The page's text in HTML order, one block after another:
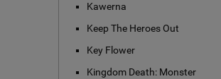
Kawerna
Keep The Heroes Out
Key Flower
Kingdom Death: Monster